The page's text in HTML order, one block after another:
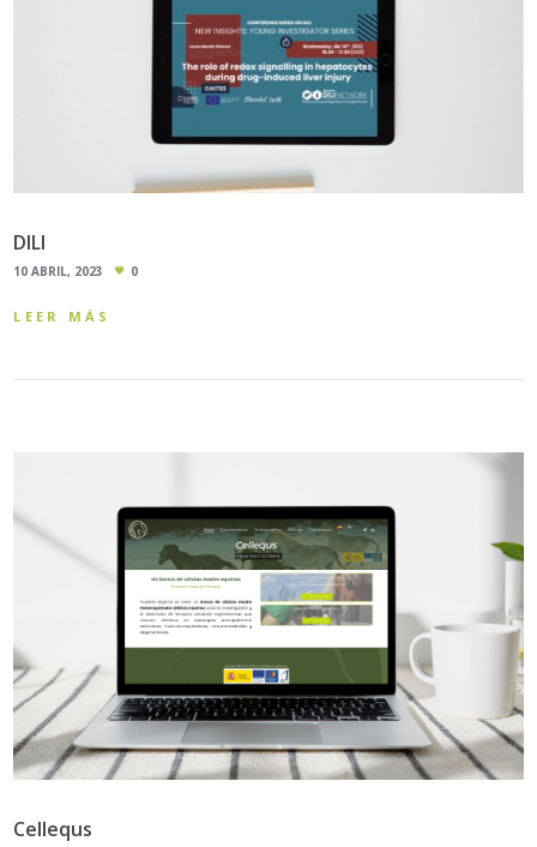
DILI
10 ABRIL, 2023 0
LEER MÁS
Cellequs